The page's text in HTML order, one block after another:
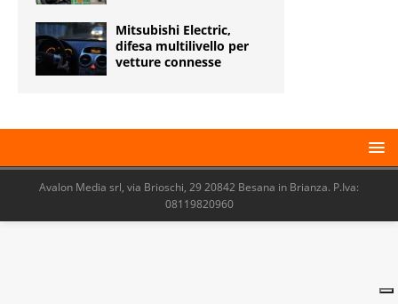
Mitsubishi Electric,
difesa multilivello per
vetture connesse
Avalon Media srl, via Brioschi, 29 20842 Besana in Brianza. P.Iva:
08119820960